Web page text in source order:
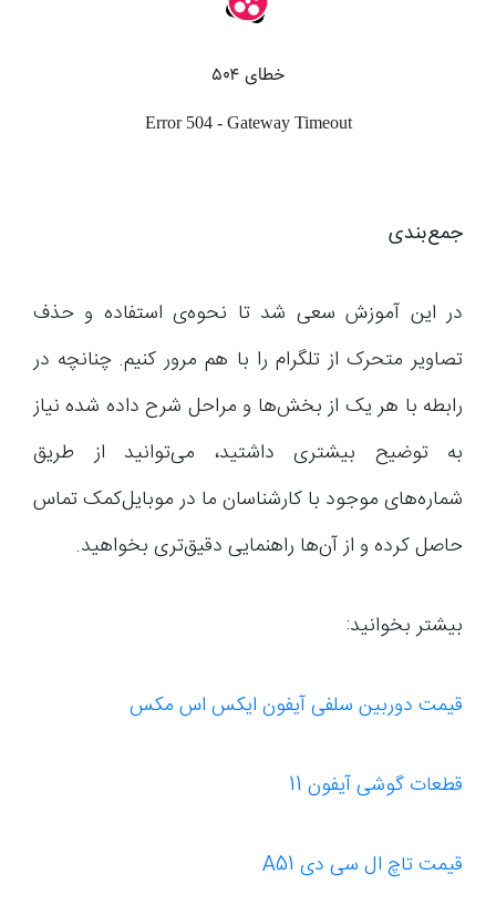
جمع‌بندی
در این آموزش سعی شد تا نحوه‌ی استفاده و حذف
تصاویر متحرک از تلگرام را با هم مرور کنیم. چنانچه در
رابطه با هر یک از بخش‌ها و مراحل شرح داده شده نیاز
به توضیح بیشتری داشتید، می‌توانید از طریق
شماره‌های موجود با کارشناسان ما در موبایل‌کمک تماس
حاصل کرده و از آن‌ها راهنمایی دقیق‌تری بخواهید.
بیشتر بخوانید:
قیمت دوربین سلفی آیفون ایکس اس مکس
قطعات گوشی آیفون 11
قیمت تاچ ال سی دی A51